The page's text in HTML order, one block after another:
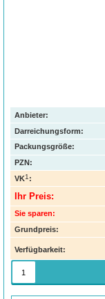
Anbieter:
Darreichungsform:
Packungsgröße:
PZN:
VK1:
Ihr Preis:
Sie sparen:
Grundpreis:
Verfügbarkeit: